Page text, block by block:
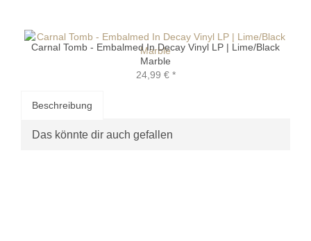
Carnal Tomb - Embalmed In Decay Vinyl LP | Lime/Black
Marble
24,99 €*
Beschreibung
Das könnte dir auch gefallen